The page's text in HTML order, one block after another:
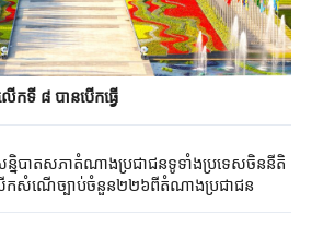
កទី ៨ បាន​បើកធ្វើ​
កសំណើច្បាប់ចំនួន២២៦ពីតំណាងប្រជាជន